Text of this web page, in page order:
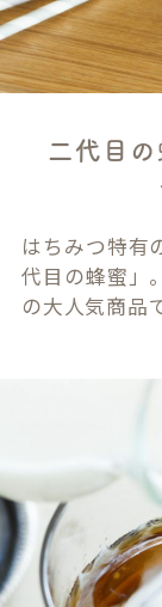
二代目
はちみつ特有
代目の蜂蜜」
の大人気商品